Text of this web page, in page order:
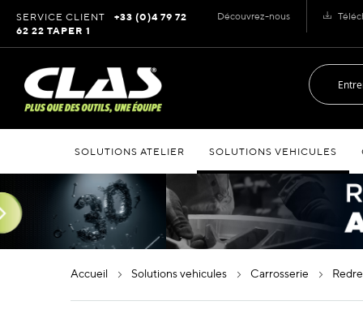
Découvrez-nous
au
contenu
SERVICE CLIENT
+33 (0)4 79 72
62 22 TAPER 1
SOLUTIONS ATELIER SOLUTIONS VEHICULES
accueil solutions vehicules carrosserie